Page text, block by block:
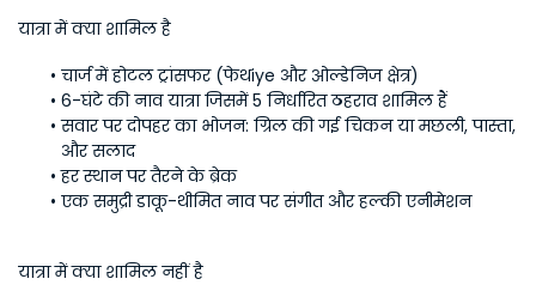
यात्रा में क्या शामिल है
चार्ज में होटल ट्रांसफर (फेथiye और ओल्डेनिज क्षेत्र)
6-घंटे की नाव यात्रा जिसमें 5 निर्धारित ठहराव शामिल हैं
सवार पर दोपहर का भोजन: ग्रिल की गई चिकन या मछली, पास्ता,
और सलाद
हर स्थान पर तैरने के ब्रेक
एक समुद्री डाकू-थीमित नाव पर संगीत और हल्की एनीमेशन
यात्रा में क्या शामिल नहीं है